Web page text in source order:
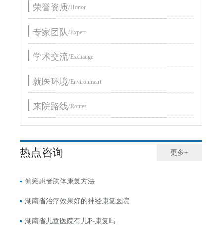
荣誉资质/Honor
专家团队/Expert
学术交流/Exchange
就医环境/Environment
来院路线/Routes
热点咨询 更多+
偏瘫患者肢体康复方法
湖南省治疗效果好的神经康复医院
湖南省儿童医院有儿科康复吗